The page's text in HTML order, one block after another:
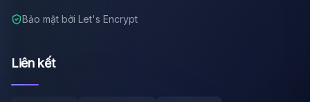
Bảo mật bởi Let's Encrypt
Liên kết